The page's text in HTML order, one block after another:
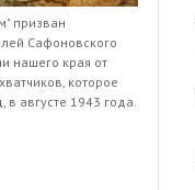
призван
Сафоновского
нашего края от
которое
августе 1943 года.